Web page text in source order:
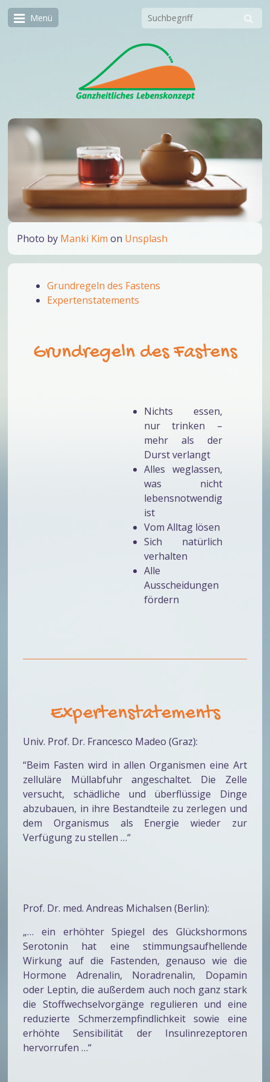
Menü
Photo by Manki Kim on Unsplash
Grundregeln des Fastens
Expertenstatements
Grundregeln des Fastens
Nichts essen,
nur trinken –
mehr als der
Durst verlangt
Alles weglassen,
was nicht
lebensnotwendig
ist
Vom Alltag lösen
Sich natürlich
verhalten
Alle
Ausscheidungen
fördern
Expertenstatements
Univ. Prof. Dr. Francesco Madeo (Graz):
“Beim Fasten wird in allen Organismen eine Art
zelluläre Müllabfuhr angeschaltet. Die Zelle
versucht, schädliche und überflüssige Dinge
abzubauen, in ihre Bestandteile zu zerlegen und
dem Organismus als Energie wieder zur
Verfügung zu stellen …“
Prof. Dr. med. Andreas Michalsen (Berlin):
„… ein erhöhter Spiegel des Glückshormons
Serotonin hat eine stimmungsaufhellende
Wirkung auf die Fastenden, genauso wie die
Hormone Adrenalin, Noradrenalin, Dopamin
oder Leptin, die außerdem auch noch ganz stark
die Stoffwechselvorgänge regulieren und eine
reduzierte Schmerzempfindlichkeit sowie eine
erhöhte Sensibilität der Insulinrezeptoren
hervorrufen …“